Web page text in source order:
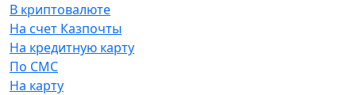
В криптовалюте
На счет Казпочты
На кредитную карту
По СМС
На карту